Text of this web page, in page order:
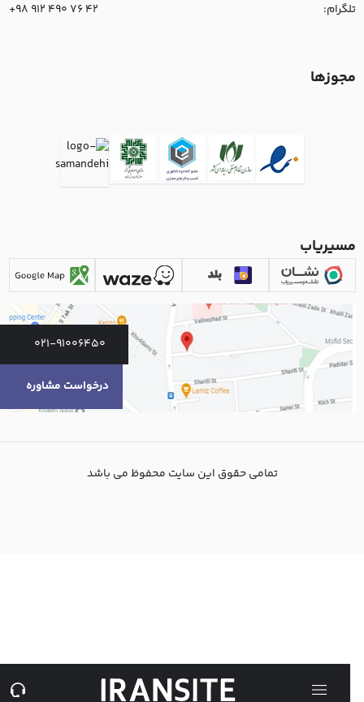
021-91006450
درخواست مشاوره
+98 912 490 76 42
تمامی حقوق این سایت محفوظ می باشد